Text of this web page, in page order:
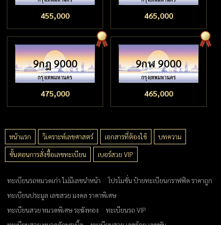
455,000 465,000
9กฎ 9000
475,000
9กฬ 9000
465,000
หน้าแรก วิเคราะห์เลขศาสตร์ เอกสารที่ต้องใช้
บทความ
ขั้นตอนการสั่งซื้อเลขทะเบียน
เบอร์สวย VIP
ทะเบียนรถหมวดเก่า ไม่มีเลขนำหน้า
โปรโมชั่น ป้ายทะเบียนกราฟฟิค ราคาถูก
ทะเบียนประมูล เลขสวย มงคล ราคาพิเศษ
ทะเบียนสวย หมวดพิเศษ ระฆังทอง
ทะเบียนรถ VIP